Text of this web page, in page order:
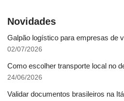
Novidades
Galpão logístico para empresas de
02/07/2026
Como escolher transporte local no
24/06/2026
Validar documentos brasileiros na